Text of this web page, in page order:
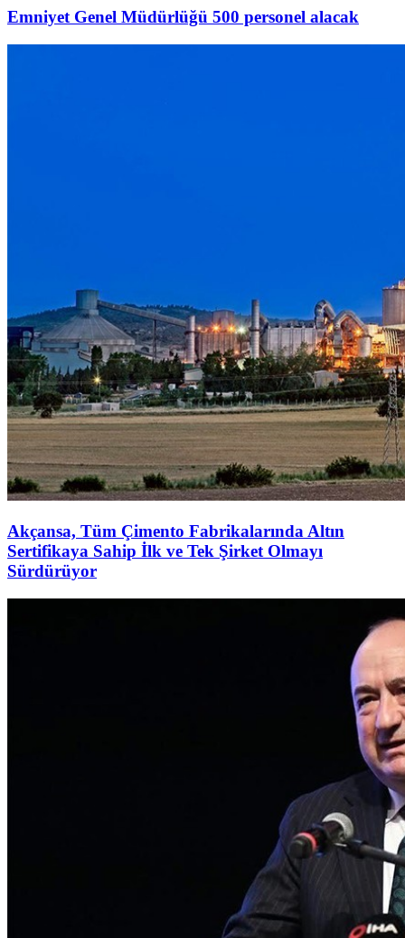
Emniyet Genel Müdürlüğü 500 personel alacak
Akçansa, Tüm Çimento Fabrikalarında Altın
Sertifikaya Sahip İlk ve Tek Şirket Olmayı
Sürdürüyor